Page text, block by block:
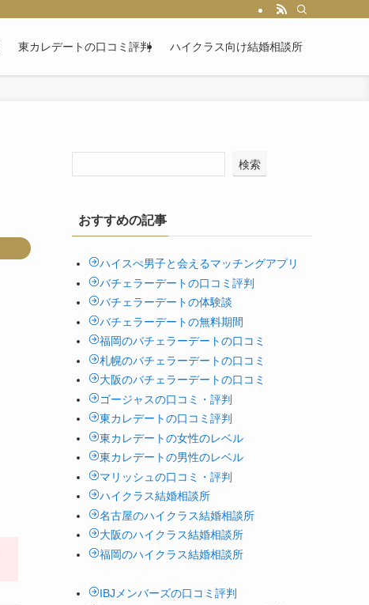
東カレデートの口コミ評判 ハイクラス向け結婚相談所
検索
おすすめの記事
ハイスぺ男子と会えるマッチングアプリ
バチェラーデートの口コミ評判
バチェラーデートの体験談
バチェラーデートの無料期間
福岡のバチェラーデートの口コミ
札幌のバチェラーデートの口コミ
大阪のバチェラーデートの口コミ
ゴージャスの口コミ・評判
東カレデートの口コミ評判
東カレデートの女性のレベル
東カレデートの男性のレベル
マリッシュの口コミ・評判
ハイクラス結婚相談所
名古屋のハイクラス結婚相談所
大阪のハイクラス結婚相談所
福岡のハイクラス結婚相談所
IBJメンバーズの口コミ評判